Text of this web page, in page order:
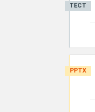
ТЕСТ
PPTX